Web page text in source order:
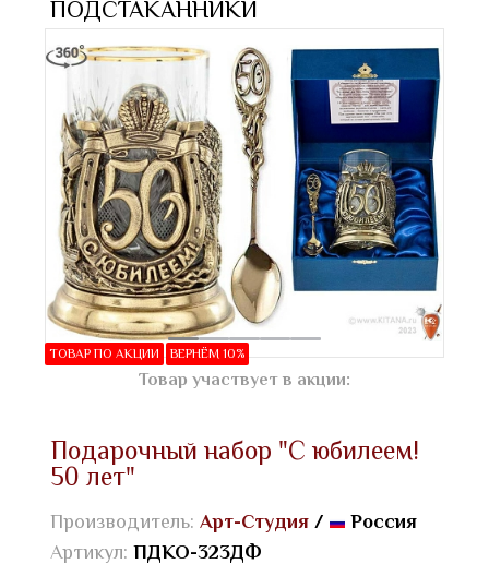
ПОДСТАКАННИКИ
ТОВАР ПО АКЦИИ ВЕРНЁМ 10%
Товар участвует в акции:
Подарочный набор "С юбилеем!
50 лет"
Производитель: Арт-Студия /
Россия
Артикул: ПДКО-323ДФ